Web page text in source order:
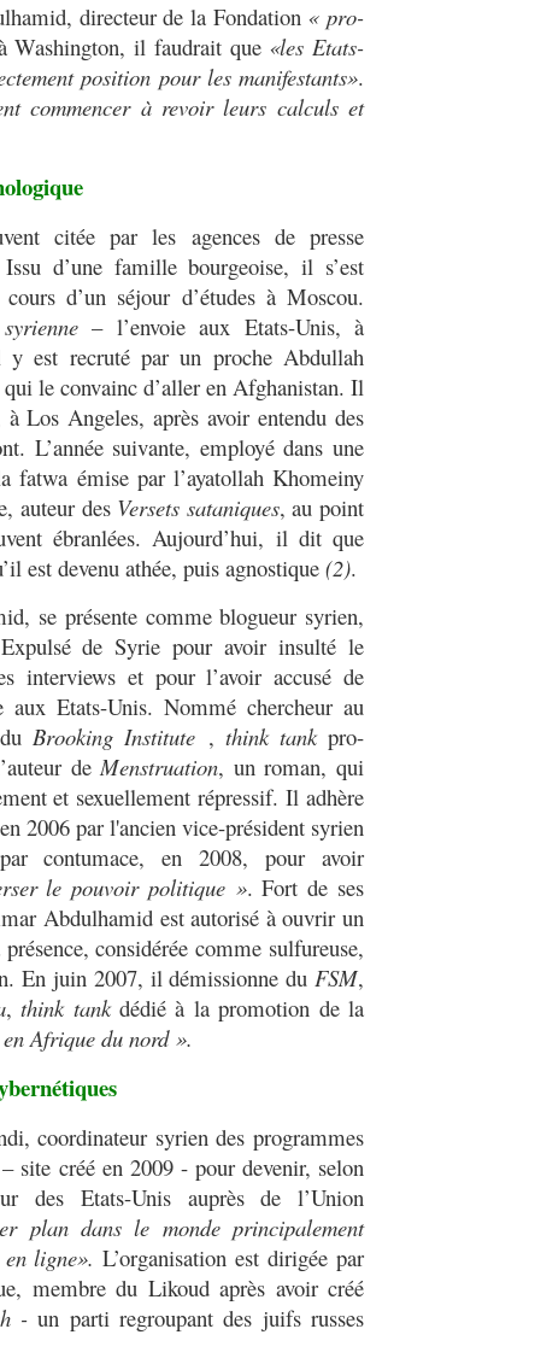
directeur de la Fondation « pro-
Washington, il faudrait que «les Etats-
position pour les manifestants».
commencer à revoir leurs calculs et
citée par les agences de presse
d’une famille bourgeoise, il s’est
d’un séjour d’études à Moscou.
– l’envoie aux Etats-Unis, à
est recruté par un proche Abdullah
le convainc d’aller en Afghanistan. Il
Los Angeles, après avoir entendu des
L’année suivante, employé dans une
émise par l’ayatollah Khomeiny
auteur des Versets sataniques, au point
ébranlées. Aujourd’hui, il dit que
est devenu athée, puis agnostique (2).
se présente comme blogueur syrien,
de Syrie pour avoir insulté le
interviews et pour l’avoir accusé de
Etats-Unis. Nommé chercheur au
Brooking Institute , think tankpro-
deMenstruation, un roman, qui
et sexuellement répressif. Il adhère
2006 par l'ancien vice-président syrien
contumace, en 2008, pour avoir
le pouvoir politique ». Fort de ses
Abdulhamid est autorisé à ouvrir un
considérée comme sulfureuse,
En juin 2007, il démissionne duFSM,
,think tankdédié à la promotion de la
Afrique du nord ».
coordinateur syrien des programmes
– site créé en 2009 - pour devenir, selon
des Etats-Unis auprès de l’Union
plan dans le monde principalement
ligne». L’organisation est dirigée par
membre du Likoud après avoir créé
- un parti regroupant des juifs russes